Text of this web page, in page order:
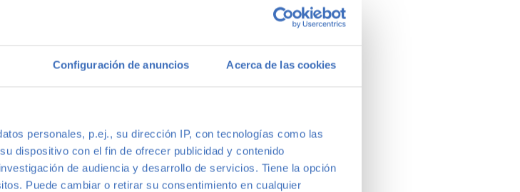
Configuración de anuncios Acerca de las cookies
personales, p.ej., su dirección IP, con tecnologías como las
dispositivo con el fin de ofrecer publicidad y contenido
de audiencia y desarrollo de servicios. Tiene la opción
Puede cambiar o retirar su consentimiento en cualquier
mano